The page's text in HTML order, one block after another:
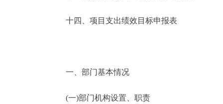
十四、项目支出绩效目标申报表
一、部门基本情况
(一)部门机构设置、职责